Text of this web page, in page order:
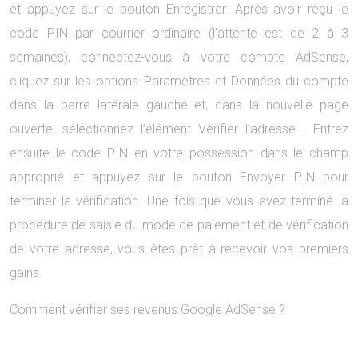
et appuyez sur le bouton Enregistrer. Après avoir reçu le
code PIN par courrier ordinaire (l’attente est de 2 à 3
semaines), connectez-vous à votre compte AdSense,
cliquez sur les options Paramètres et Données du compte
dans la barre latérale gauche et, dans la nouvelle page
ouverte, sélectionnez l’élément Vérifier l’adresse . Entrez
ensuite le code PIN en votre possession dans le champ
approprié et appuyez sur le bouton Envoyer PIN pour
terminer la vérification. Une fois que vous avez terminé la
procédure de saisie du mode de paiement et de vérification
de votre adresse, vous êtes prêt à recevoir vos premiers
gains.
Comment vérifier ses revenus Google AdSense ?